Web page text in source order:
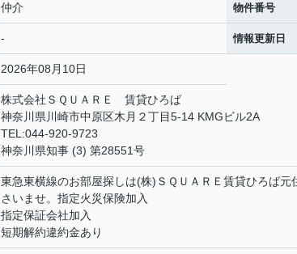
仲介 物件番号
- 情報更新日
2026年08月10日
株式会社ＳＱＵＡＲＥ 賃貸ひろば
神奈川県川崎市中原区木月２丁目5-14 KMGビル2A
TEL:044-920-9723
神奈川県知事 (3) 第28551号
東急東横線のお部屋探しは(株)ＳＱＵＡＲＥ賃貸ひろば
さいませ。指定火災保険加入
指定保証会社加入
短期解約違約金あり